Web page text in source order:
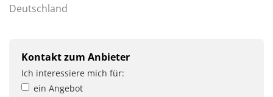
Deutschland
Kontakt zum Anbieter
Ich interessiere mich für:
ein Angebot